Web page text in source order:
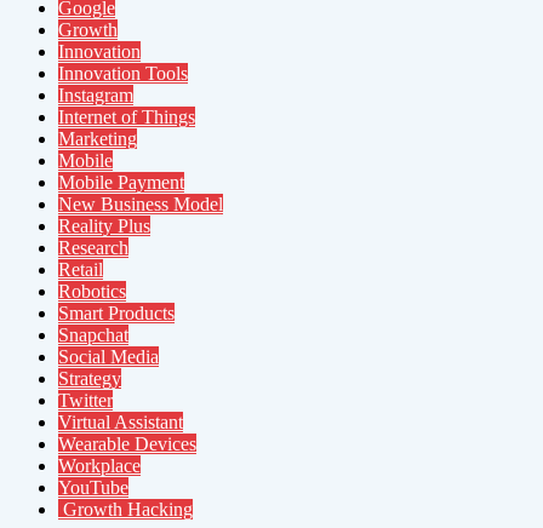
Google
Growth
Innovation
Innovation Tools
Instagram
Internet of Things
Marketing
Mobile
Mobile Payment
New Business Model
Reality Plus
Research
Retail
Robotics
Smart Products
Snapchat
Social Media
Strategy
Twitter
Virtual Assistant
Wearable Devices
Workplace
YouTube
Growth Hacking